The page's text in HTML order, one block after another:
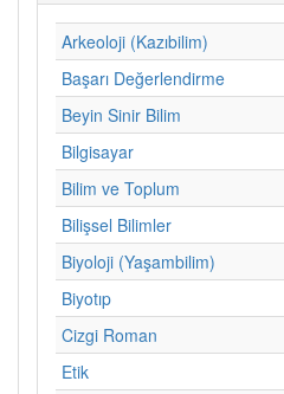
Arkeoloji (Kazıbilim)
Başarı Değerlendirme
Beyin Sinir Bilim
Bilgisayar
Bilim ve Toplum
Bilişsel Bilimler
Biyoloji (Yaşambilim)
Biyotıp
Cizgi Roman
Etik